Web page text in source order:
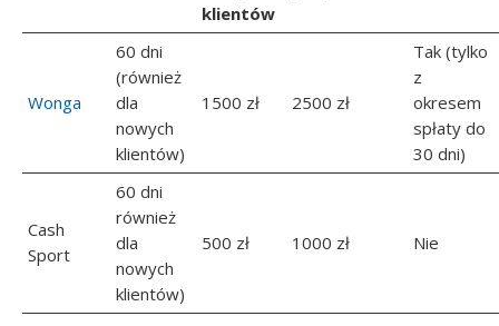
klientów
Wonga
60 dni
(również
dla
nowych
klientów)
1500 zł 2500 zł
Tak (tylko
z
okresem
spłaty do
30 dni)
Cash
Sport
60 dni
również
dla
nowych
klientów)
500 zł 1000 zł Nie